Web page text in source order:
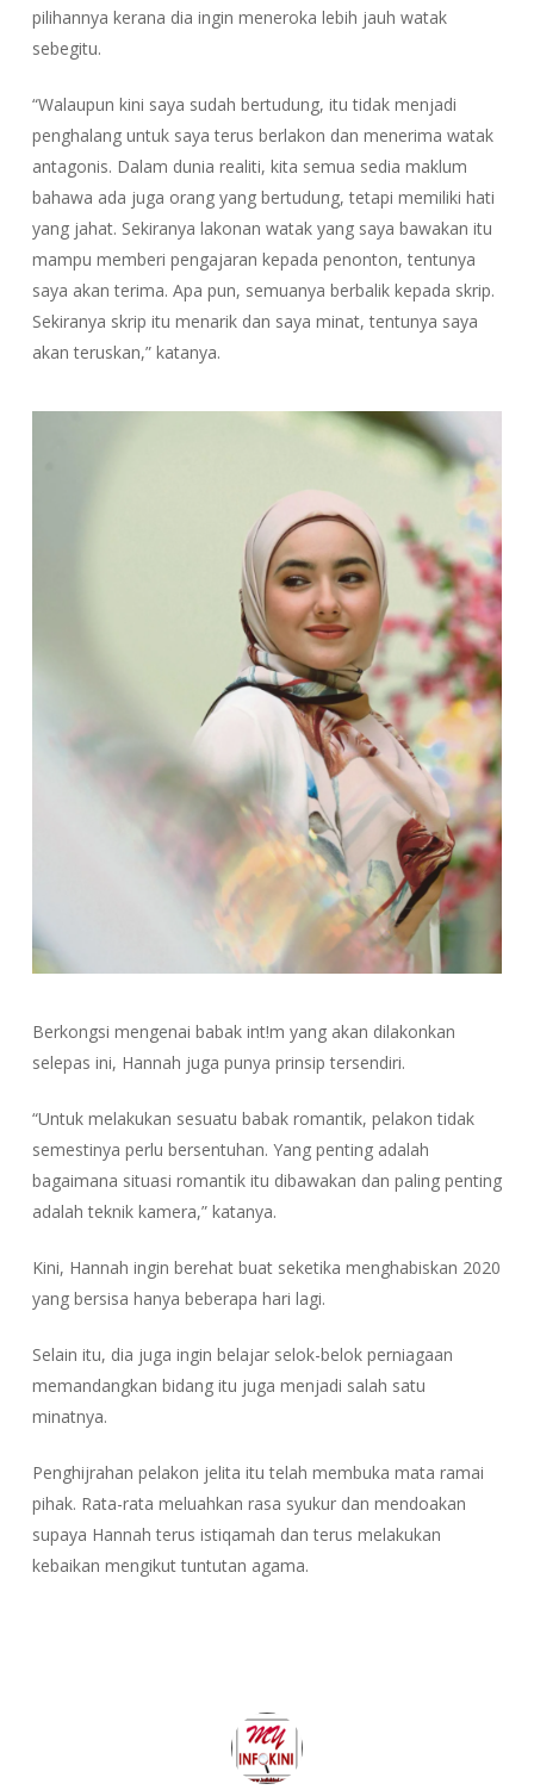
pilihannya kerana dia ingin meneroka lebih jauh watak
sebegitu.
“Walaupun kini saya sudah bertudung, itu tidak menjadi
penghalang untuk saya terus berlakon dan menerima watak
antagonis. Dalam dunia realiti, kita semua sedia maklum
bahawa ada juga orang yang bertudung, tetapi memiliki hati
yang jahat. Sekiranya lakonan watak yang saya bawakan itu
mampu memberi pengajaran kepada penonton, tentunya
saya akan terima. Apa pun, semuanya berbalik kepada skrip.
Sekiranya skrip itu menarik dan saya minat, tentunya saya
akan teruskan,” katanya.
Berkongsi mengenai babak int!m yang akan dilakonkan
selepas ini, Hannah juga punya prinsip tersendiri.
“Untuk melakukan sesuatu babak romantik, pelakon tidak
semestinya perlu bersentuhan. Yang penting adalah
bagaimana situasi romantik itu dibawakan dan paling penting
adalah teknik kamera,” katanya.
Kini, Hannah ingin berehat buat seketika menghabiskan 2020
yang bersisa hanya beberapa hari lagi.
Selain itu, dia juga ingin belajar selok-belok perniagaan
memandangkan bidang itu juga menjadi salah satu
minatnya.
Penghijrahan pelakon jelita itu telah membuka mata ramai
pihak. Rata-rata meluahkan rasa syukur dan mendoakan
supaya Hannah terus istiqamah dan terus melakukan
kebaikan mengikut tuntutan agama.